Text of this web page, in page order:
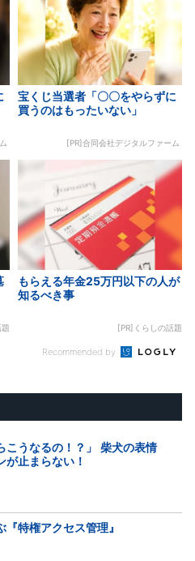
宝くじ当選者「〇〇をやらずに
買うのはもったいない」
[PR]合同会社デジタルファーム
もらえる年金25万円以下の人が
知るべき事
[PR]くらしの話題
Recommended by
こうなるの！？」 柴犬の表情
が止まらない！
『特権アクセス管理』